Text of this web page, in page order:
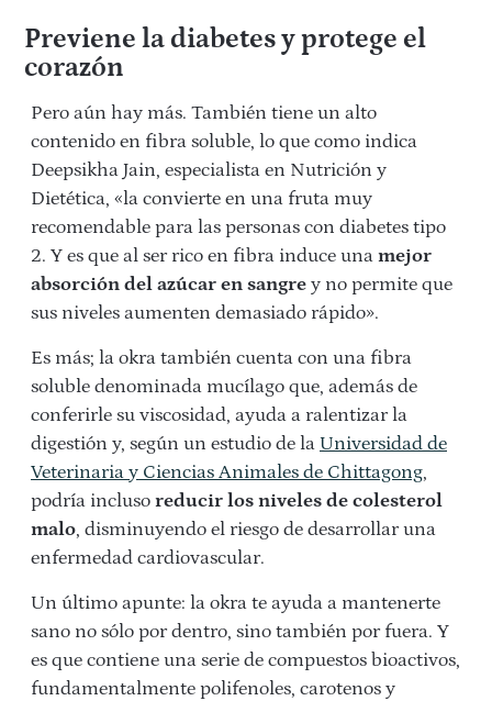
Previene la diabetes y protege el
corazón
Pero aún hay más. También tiene un alto
contenido en fibra soluble, lo que como indica
Deepsikha Jain, especialista en Nutrición y
Dietética, «la convierte en una fruta muy
recomendable para las personas con diabetes tipo
2. Y es que al ser rico en fibra induce una mejor
absorción del azúcar en sangre y no permite que
sus niveles aumenten demasiado rápido».
Es más; la okra también cuenta con una fibra
soluble denominada mucílago que, además de
conferirle su viscosidad, ayuda a ralentizar la
digestión y, según un estudio de la Universidad de
Veterinaria y Ciencias Animales de Chittagong,
podría incluso reducir los niveles de colesterol
malo, disminuyendo el riesgo de desarrollar una
enfermedad cardiovascular.
Un último apunte: la okra te ayuda a mantenerte
sano no sólo por dentro, sino también por fuera. Y
es que contiene una serie de compuestos bioactivos,
fundamentalmente polifenoles, carotenos y